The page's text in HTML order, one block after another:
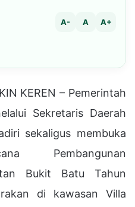
A- A A+
KEREN – Pemerintah
Sekretaris Daerah
sekaligus membuka
Pembangunan
Bukit Batu Tahun
di kawasan Villa